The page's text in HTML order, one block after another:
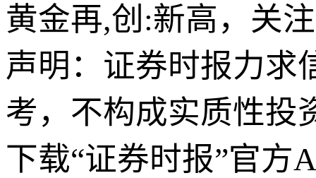
黄金再,创:新高，关
声明：证券时报力求
考，不构成实质性投
下载“证券时报”官方